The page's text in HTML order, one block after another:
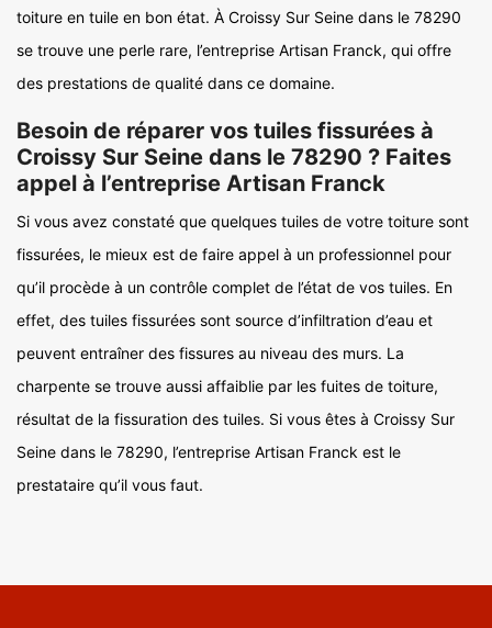
toiture en tuile en bon état. À Croissy Sur Seine dans le 78290
se trouve une perle rare, l’entreprise Artisan Franck, qui offre
des prestations de qualité dans ce domaine.
Besoin de réparer vos tuiles fissurées à
Croissy Sur Seine dans le 78290 ? Faites
appel à l’entreprise Artisan Franck
Si vous avez constaté que quelques tuiles de votre toiture sont
fissurées, le mieux est de faire appel à un professionnel pour
qu’il procède à un contrôle complet de l’état de vos tuiles. En
effet, des tuiles fissurées sont source d’infiltration d’eau et
peuvent entraîner des fissures au niveau des murs. La
charpente se trouve aussi affaiblie par les fuites de toiture,
résultat de la fissuration des tuiles. Si vous êtes à Croissy Sur
Seine dans le 78290, l’entreprise Artisan Franck est le
prestataire qu’il vous faut.